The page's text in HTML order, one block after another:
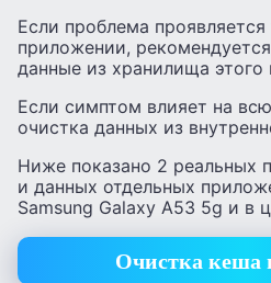
Если проблема
приложении,
данные из хранилища этого
Если симптом влияет на
очистка данных из
Ниже показано 2 реальных
и данных отдельных
Samsung Galaxy A53 5g и в
Очистка кеша